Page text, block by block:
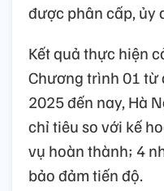
được phân cấp, ủy
Kết quả thực hiện
Chương trình 01 từ
2025 đến nay, Hà
chỉ tiêu so với kế
vụ hoàn thành; 4
bảo đảm tiến độ.